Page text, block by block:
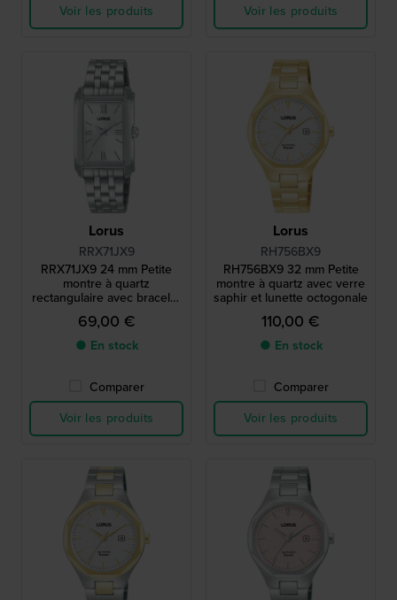
Voir les produits
Voir les produits
Lorus
RRX71JX9
RRX71JX9 24 mm Petite
montre à quartz
rectangulaire avec bracelet
en métal
69,00 €
● En stock
Comparer
Voir les produits
Lorus
RH756BX9
RH756BX9 32 mm Petite
montre à quartz avec verre
saphir et lunette octogonale
110,00 €
● En stock
Comparer
Voir les produits